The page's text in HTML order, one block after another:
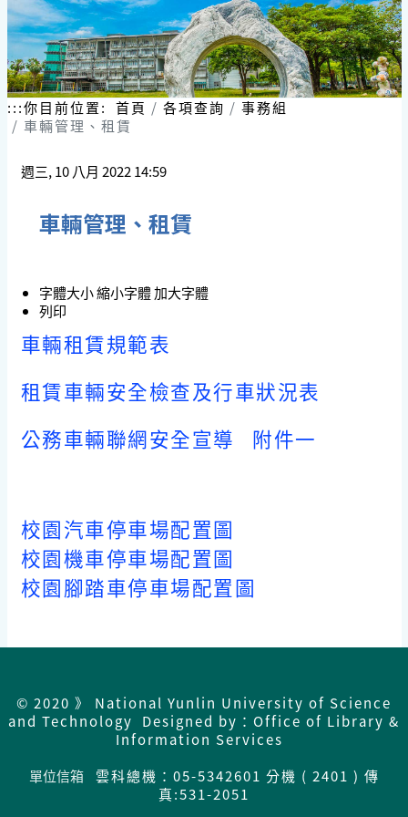
:::你目前位置: 首頁 各項查詢
事務組
車輛管理、租賃
週三, 10 八月 2022 14:59
車輛管理、租賃
字體大小縮小字體加大字體
列印
車輛租賃規範表
租賃車輛安全檢查及行車狀況表
公務車輛聯網安全宣導
附件一
校園汽車停車場配置圖
校園機車停車場配置圖
校園腳踏車停車場配置圖
© 2020 》 National Yunlin University of Science
and Technology Designed by：Office of Library &
Information Services
單位信箱
雲科總機：05-5342601 分機 ( 2401 ) 傳
真:531-2051